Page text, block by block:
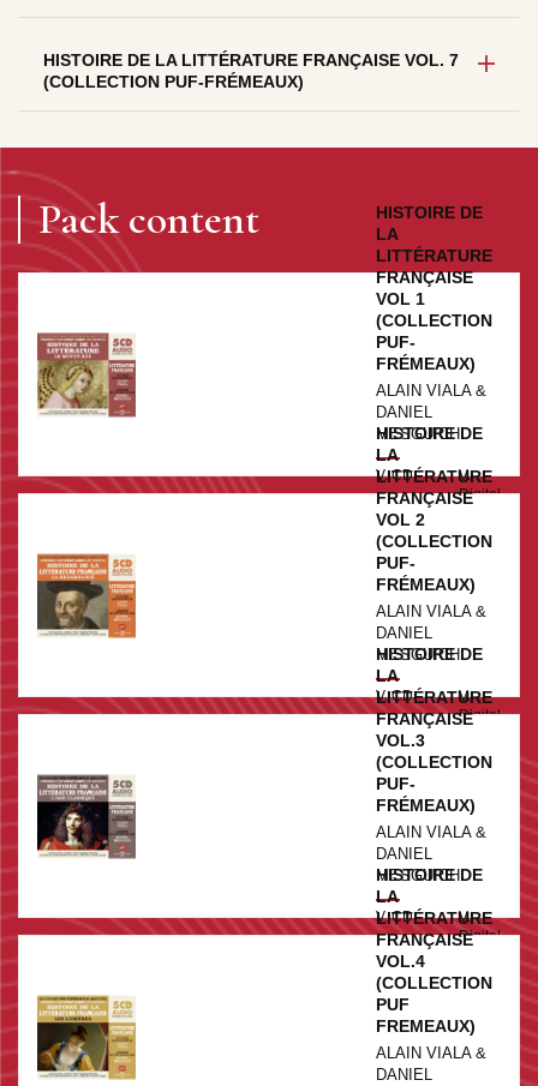
HISTOIRE DE LA LITTÉRATURE FRANÇAISE VOL. 7
(COLLECTION PUF-FRÉMEAUX)
Pack content
HISTOIRE DE
LA
LITTÉRATURE
FRANÇAISE
VOL 1
(COLLECTION
PUF-
FRÉMEAUX)
ALAIN VIALA &
DANIEL
MESGUICH
V. CD
€29.99
V.
Digital
€
HISTOIRE DE
LA
LITTÉRATURE
FRANÇAISE
VOL 2
(COLLECTION
PUF-
FRÉMEAUX)
ALAIN VIALA &
DANIEL
MESGUICH
V. CD
€29.99
V.
Digital
€
HISTOIRE DE
LA
LITTÉRATURE
FRANÇAISE
VOL.3
(COLLECTION
PUF-
FRÉMEAUX)
ALAIN VIALA &
DANIEL
MESGUICH
V. CD
€29.99
V.
Digital
€
HISTOIRE DE
LA
LITTÉRATURE
FRANÇAISE
VOL.4
(COLLECTION
PUF
FREMEAUX)
ALAIN VIALA &
DANIEL